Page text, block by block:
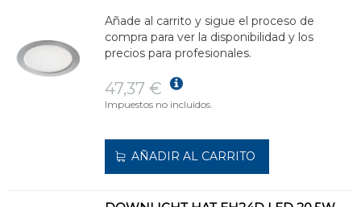
Añade al carrito y sigue el proceso de
compra para ver la disponibilidad y los
precios para profesionales.
47,37 €
Impuestos no incluidos.
AÑADIR AL CARRITO